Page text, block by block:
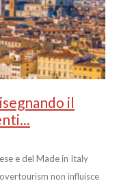
il
e del Made in Italy
non influisce